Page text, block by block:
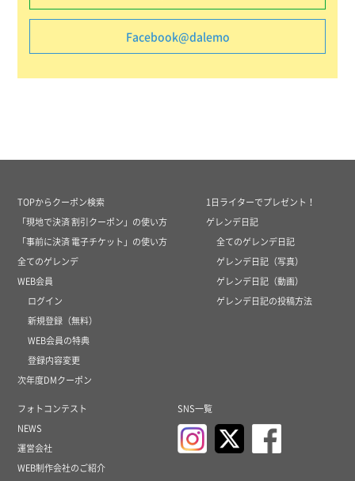
Facebook@dalemo
TOPからクーポン検索
「現地で決済 割引クーポン」の使い方
「事前に決済 電子チケット」の使い方
全てのゲレンデ
WEB会員
ログイン
新規登録（無料）
WEB会員の特典
登録内容変更
次年度DMクーポン
1日ライターでプレゼント！
ゲレンデ日記
全てのゲレンデ日記
ゲレンデ日記（写真）
ゲレンデ日記（動画）
ゲレンデ日記の投稿方法
フォトコンテスト
NEWS
運営会社
WEB制作会社のご紹介
SNS一覧